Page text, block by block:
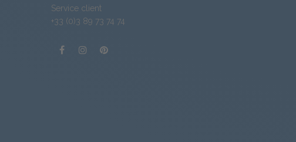
Service client
+33 (0)3 89 73 74 74